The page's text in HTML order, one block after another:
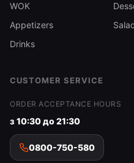
WOK
Appetizers
Drinks
CUSTOMER SERVICE
ORDER ACCEPTANCE HOURS
з 10:30 до 21:30
0800-750-580